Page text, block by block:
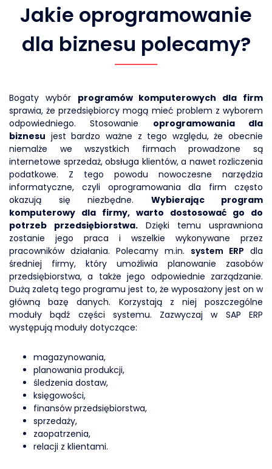
Jakie oprogramowanie
dla biznesu polecamy?
Bogaty wybór programów komputerowych dla firm
sprawia, że przedsiębiorcy mogą mieć problem z wyborem
odpowiedniego. Stosowanie oprogramowania dla
biznesu jest bardzo ważne z tego względu, że obecnie
niemalże we wszystkich firmach prowadzone są
internetowe sprzedaż, obsługa klientów, a nawet rozliczenia
podatkowe. Z tego powodu nowoczesne narzędzia
informatyczne, czyli oprogramowania dla firm często
okazują się niezbędne. Wybierając program
komputerowy dla firmy, warto dostosować go do
potrzeb przedsiębiorstwa. Dzięki temu usprawniona
zostanie jego praca i wszelkie wykonywane przez
pracowników działania. Polecamy m.in. system ERP dla
średniej firmy, który umożliwia planowanie zasobów
przedsiębiorstwa, a także jego odpowiednie zarządzanie.
Dużą zaletą tego programu jest to, że wyposażony jest on w
główną bazę danych. Korzystają z niej poszczególne
moduły bądź części systemu. Zazwyczaj w SAP ERP
występują moduły dotyczące:
magazynowania,
planowania produkcji,
śledzenia dostaw,
księgowości,
finansów przedsiębiorstwa,
sprzedaży,
zaopatrzenia,
relacji z klientami.